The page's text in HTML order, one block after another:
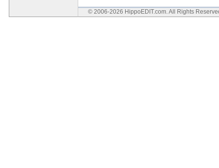
© 2006-2026 HippoEDIT.com. All Rights